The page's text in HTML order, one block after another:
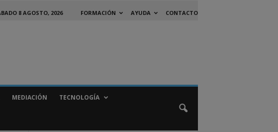
8 AGOSTO, 2026 FORMACIÓN AYUDA CONTACTO
MEDIACIÓN TECNOLOGÍA